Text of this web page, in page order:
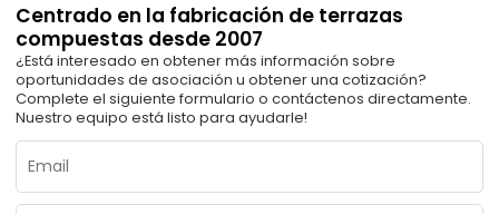
Centrado en la fabricación de terrazas
compuestas desde 2007
¿Está interesado en obtener más información sobre
oportunidades de asociación u obtener una cotización?
Complete el siguiente formulario o contáctenos directamente.
Nuestro equipo está listo para ayudarle!